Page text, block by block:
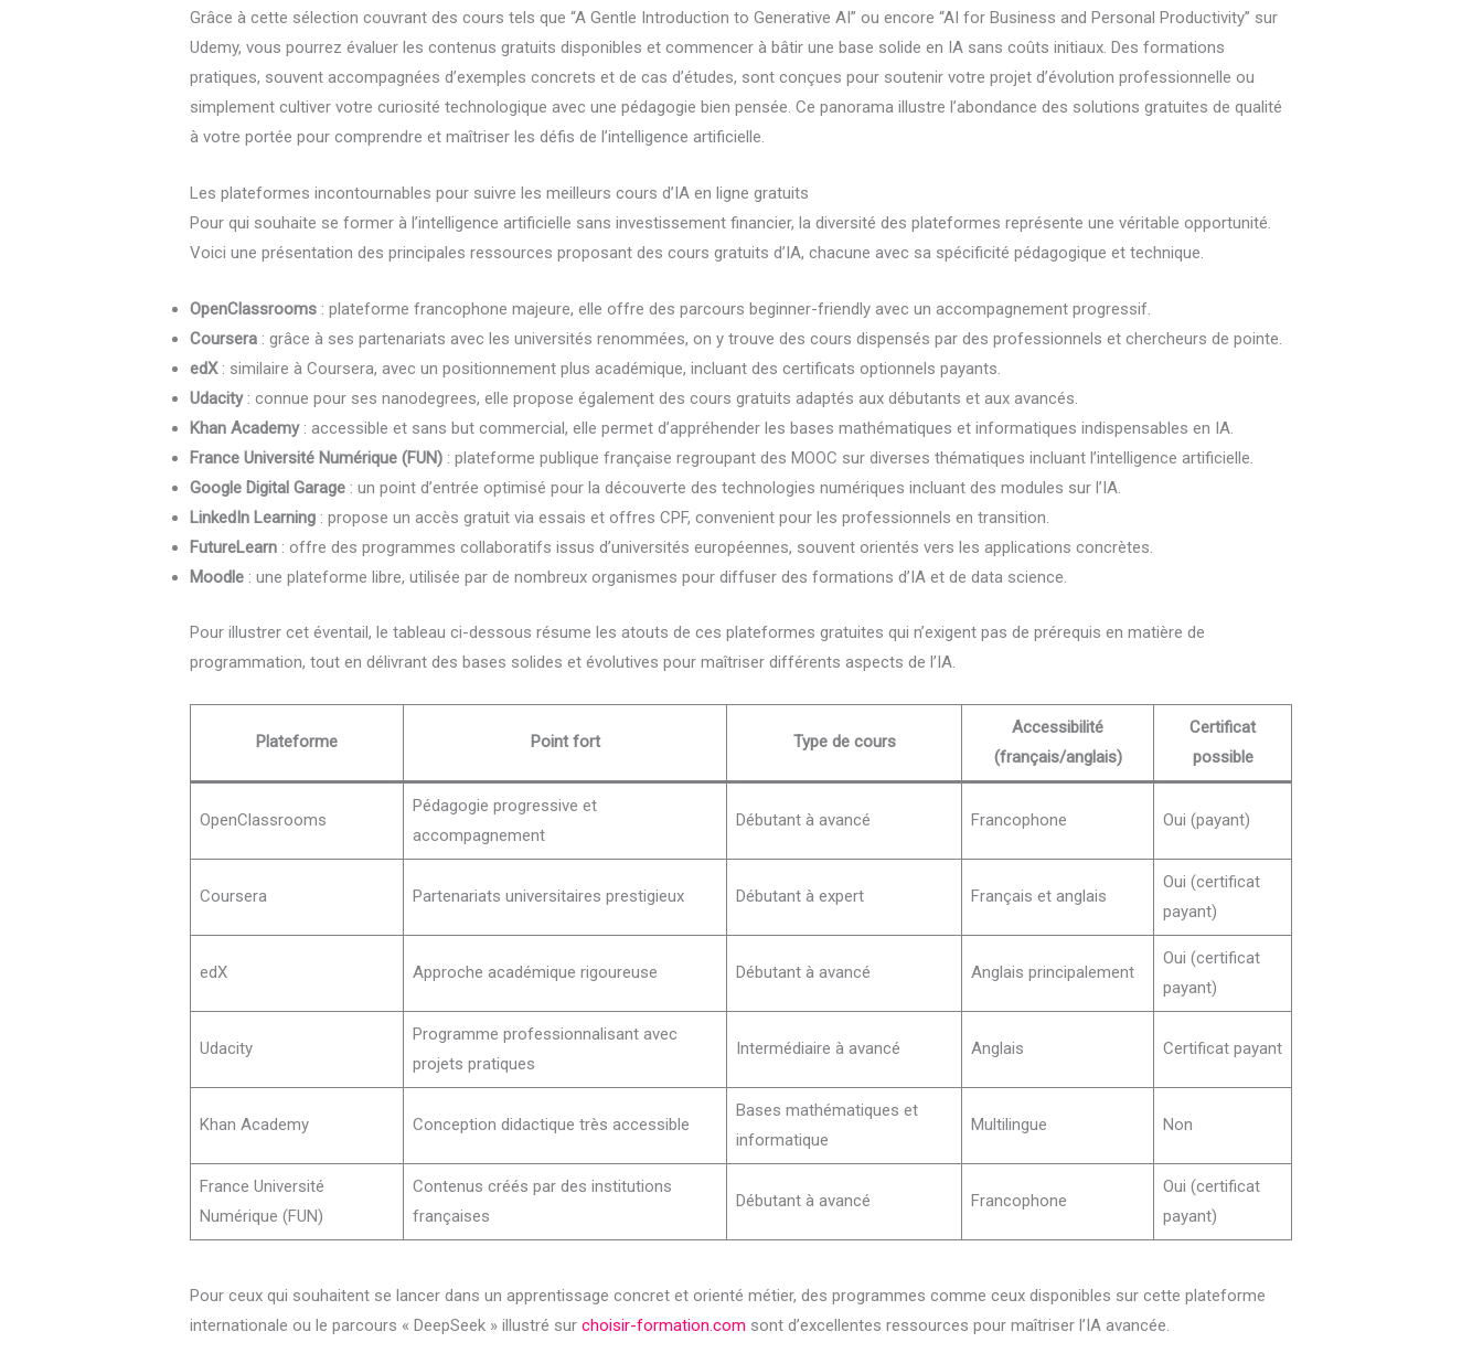
Grâce à cette sélection couvrant des cours tels que “A Gentle Introduction to Generative AI” ou encore “AI for Business and Personal Productivity” sur
Udemy, vous pourrez évaluer les contenus gratuits disponibles et commencer à bâtir une base solide en IA sans coûts initiaux. Des formations
pratiques, souvent accompagnées d’exemples concrets et de cas d’études, sont conçues pour soutenir votre projet d’évolution professionnelle ou
simplement cultiver votre curiosité technologique avec une pédagogie bien pensée. Ce panorama illustre l’abondance des solutions gratuites de qualité
à votre portée pour comprendre et maîtriser les défis de l’intelligence artificielle.
Les plateformes incontournables pour suivre les meilleurs cours d’IA en ligne gratuits
Pour qui souhaite se former à l’intelligence artificielle sans investissement financier, la diversité des plateformes représente une véritable opportunité.
Voici une présentation des principales ressources proposant des cours gratuits d’IA, chacune avec sa spécificité pédagogique et technique.
OpenClassrooms : plateforme francophone majeure, elle offre des parcours beginner-friendly avec un accompagnement progressif.
Coursera : grâce à ses partenariats avec les universités renommées, on y trouve des cours dispensés par des professionnels et chercheurs de pointe.
edX: similaire à Coursera, avec un positionnement plus académique, incluant des certificats optionnels payants.
Udacity: connue pour ses nanodegrees, elle propose également des cours gratuits adaptés aux débutants et aux avancés.
Khan Academy: accessible et sans but commercial, elle permet d’appréhender les bases mathématiques et informatiques indispensables en IA.
France Université Numérique (FUN) : plateforme publique française regroupant des MOOC sur diverses thématiques incluant l’intelligence artificielle.
Google Digital Garage : un point d’entrée optimisé pour la découverte des technologies numériques incluant des modules sur l’IA.
LinkedIn Learning : propose un accès gratuit via essais et offres CPF, convenient pour les professionnels en transition.
FutureLearn : offre des programmes collaboratifs issus d’universités européennes, souvent orientés vers les applications concrètes.
Moodle : une plateforme libre, utilisée par de nombreux organismes pour diffuser des formations d’IA et de data science.
Pour illustrer cet éventail, le tableau ci-dessous résume les atouts de ces plateformes gratuites qui n’exigent pas de prérequis en matière de
programmation, tout en délivrant des bases solides et évolutives pour maîtriser différents aspects de l’IA.
Plateforme Point fort Type de cours
Accessibilité
(français/anglais)
Certificat
possible
OpenClassrooms
Pédagogie progressive et
accompagnement
Débutant à avancé Francophone Oui (payant)
Coursera Partenariats universitaires prestigieux Débutant à expert Français et anglais
Oui (certificat
payant)
edX Approche académique rigoureuse Débutant à avancé Anglais principalement
Oui (certificat
payant)
Udacity
Programme professionnalisant avec
projets pratiques
Intermédiaire à avancé Anglais Certificat payant
Khan Academy Conception didactique très accessible
Bases mathématiques et
informatique
Multilingue Non
France Université
Numérique (FUN)
Contenus créés par des institutions
françaises
Débutant à avancé Francophone
Oui (certificat
payant)
Pour ceux qui souhaitent se lancer dans un apprentissage concret et orienté métier, des programmes comme ceux disponibles sur cette plateforme
internationale ou le parcours « DeepSeek » illustré surchoisir-formation.com sont d’excellentes ressources pour maîtriser l’IA avancée.